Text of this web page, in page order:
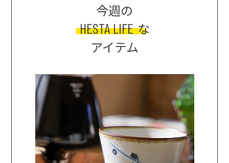
今週の
HESTA LIFE な
アイテム